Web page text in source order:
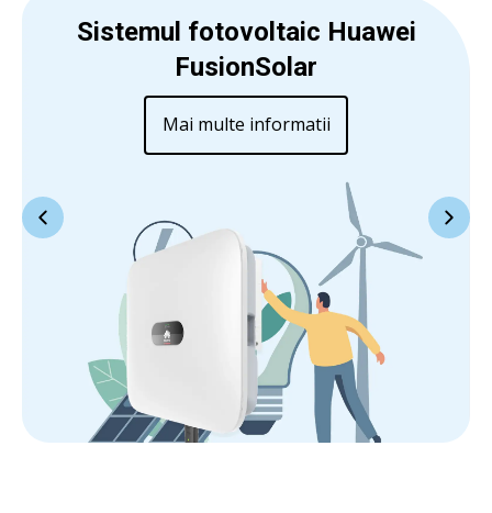
Randament ridicat:
Invertorul hibrid HUAWEI SUN2000-
20K-MB0 asigură un sistem solar foarte eficient și
siguranță maximă datorită recuperării PID integrate și
detectării arcului electric AFCI.
componentă este ușor de manevrat și rapid de instalat.
Punerea în funcțiune cu ajutorul aplicației Huawei
FusionSolar se realizează în doar câteva minute.
Flexibilitate în proiectarea sistemului
2 MPPT-uri independente (4 intrări DC)
Invertor hibrid cu două terminale de baterie (în prezent
compatibil cu LUNA2000-5/10/15-S0)
Compatibil cu module de control inteligente - până la 30%
mai multă energie cu ajutorul optimizatorului
Sistemul fotovoltaic Huawei
FusionSolar
Mai multe informatii